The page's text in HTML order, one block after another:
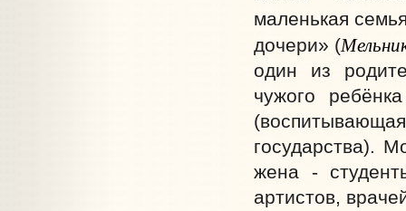
маленькая
дочери» (
один из
чужого
государства).
жена -
артистов,